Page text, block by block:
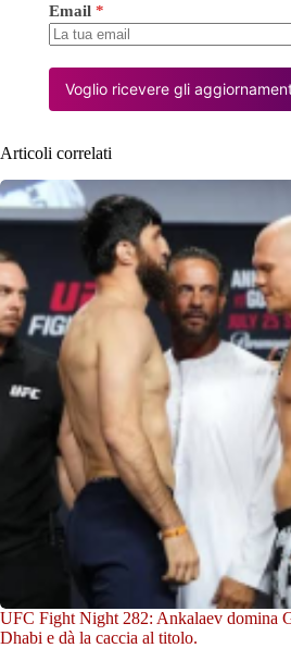
Email *
Voglio ricevere gli
Articoli correlati
UFC Fight Night 282: Ankalaev domina
Dhabi e dà la caccia al titolo.